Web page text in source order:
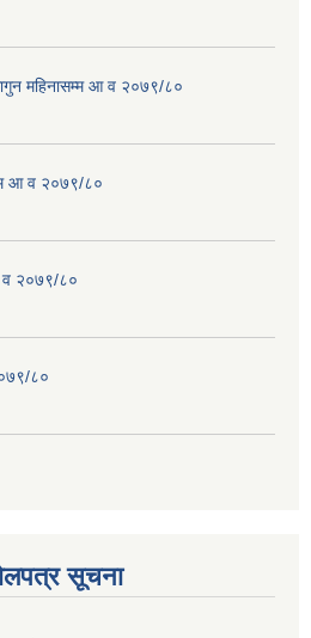
महिनासम्म आ व २०७९/८०
आ व २०७९/८०
व २०७९/८०
८०
सूचना